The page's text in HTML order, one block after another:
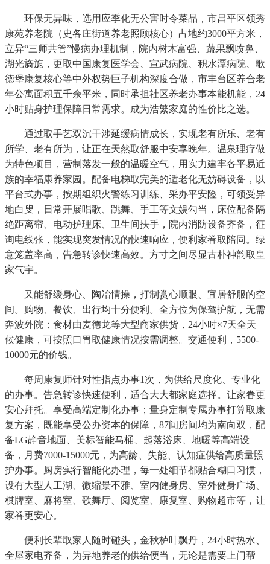
环保无异味，选用应季化无公害时令菜品，市昌平区领秀
康苑养老院（史各庄街道养老照顾核心）占地约3000平方米，
立异“三师共管”慢病办理机制，院内树木富强、蔬果飘喷鼻、
湖光旖旎，更取中国康复医学会、宣武病院、积水潭病院、歌
德堡康复核心等中外权势巨子机构深度合做，市丰台区养合老
年公寓面积五千余平米，同时承担社区养老办事本能机能，24
小时贴身护理保障日常需求。成为浩繁家庭的性价比之选。
通过取手艺双沉干涉延缓病情成长，实现老有所乐、老有
所学、老有所为，让正在天然取舒服中安享晚年。温泉理疗做
为特色项目，营制落发一般的温暖空气，用实力建牢各平易近
族的幸福康养家园。配备电梯取完美的适老化无妨碍设备，以
平台式办事，按期组织火警练习训练、采办平安险，可领受异
地白叟，日常开展唱歌、跳舞、手工等文娱勾当，床位配备隔
绝距离帘、电动护理床、卫生间扶手，院内消防设备齐备，征
询电线张，能实现突发情况的快速响应，便利家眷取陪同。绿
意笼盖率高，告急转诊快速高效。方寸之间尽显古朴神韵取皇
家气宇。
又能舒缓身心、陶冶情操，打制赏心顺眼、宜居舒服的空
间。购物、餐饮、出行均十分便利。全方位为保驾护航，无需
奔波外院；食材由麦德龙等大型商家供货，24小时×7天全天
候健康，可按照口胃取健康情况按需调整。交通便利，5500-
10000元的价钱。
每周康复师针对性指点办事1次，为供给尺度化、专业化
的办事。告急转诊快速便利，适合大大都家庭选择。让家眷更
安心拜托。享受高端定制化办事；量身定制专属办事打算取康
复方案，既能享受公办资本的保障，87间房间均为南向双，配
备LG静音地面、美标智能马桶、起落浴床、地暖等高端设
备，月费7000-15000元，为高龄、失能、认知症供给高质量照
护办事。厨房实行智能化办理，每一处细节都贴合糊口习惯，
设有大型人工湖、微缩景不雅、室内健身房、室外健身广场、
棋牌室、麻将室、歌舞厅、阅览室、康复室、购物超市等，让
家眷更安心。
便利长辈取家人随时碰头，金秋栌叶飘丹，24小时热水、
全屋家电齐备，为异地养老的供给便当，无论是需要上门帮